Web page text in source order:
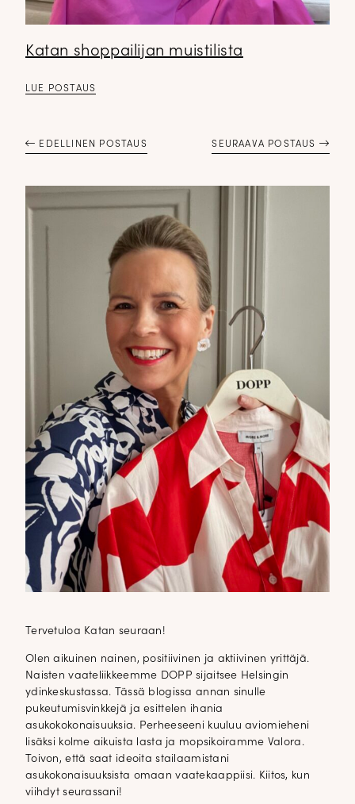
Katan shoppailijan muistilista
LUE POSTAUS
EDELLINEN POSTAUS SEURAAVA POSTAUS
Tervetuloa Katan seuraan!
Olen aikuinen nainen, positiivinen ja aktiivinen yrittäjä.
Naisten vaateliikkeemme DOPP sijaitsee Helsingin
ydinkeskustassa. Tässä blogissa annan sinulle
pukeutumisvinkkejä ja esittelen ihania
asukokokonaisuuksia. Perheeseeni kuuluu aviomieheni
lisäksi kolme aikuista lasta ja mopsikoiramme Valora.
Toivon, että saat ideoita stailaamistani
asukokonaisuuksista omaan vaatekaappiisi. Kiitos, kun
viihdyt seurassani!